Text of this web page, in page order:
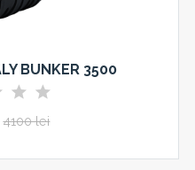
BUNKER 3500
4100 lei